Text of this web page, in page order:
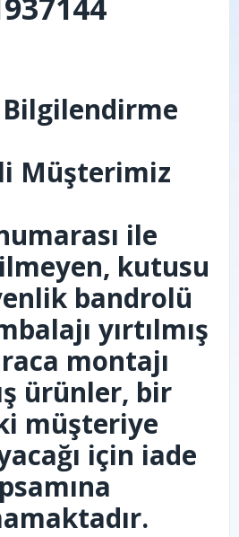
Müşterimiz
ile
kutusu
bandrolü
yırtılmış
montajı
ürünler, bir
müşteriye
için iade